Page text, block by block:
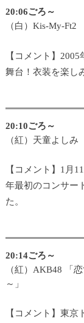
20:06ごろ～
（白）Kis-My-Ft2
【コメント】
舞台！衣装を楽し
20:10ごろ～
（紅）天童よしみ
【コメント】1月
年最初のコンサー
た。
20:14ごろ～
（紅）AKB48 「
～」
【コメント】東